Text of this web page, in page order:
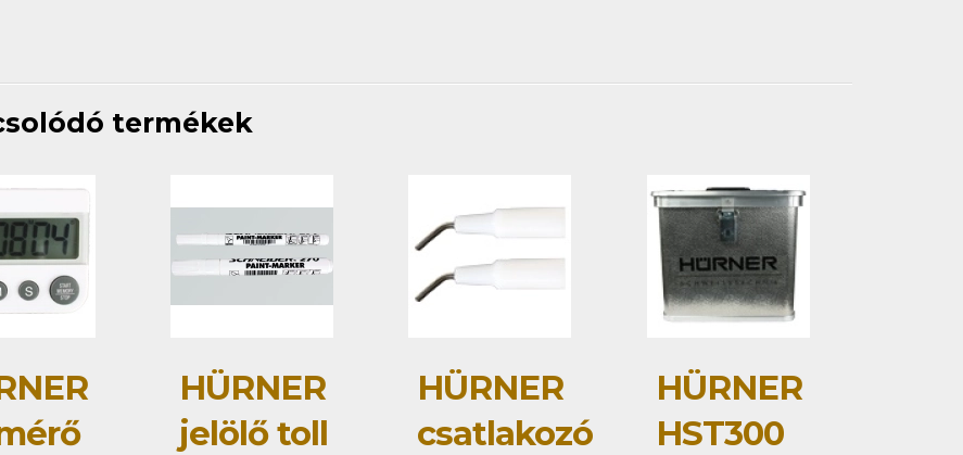
termékek
HÜRNER
jelölő toll
HÜRNER
csatlakozó
HÜRNER
HST300